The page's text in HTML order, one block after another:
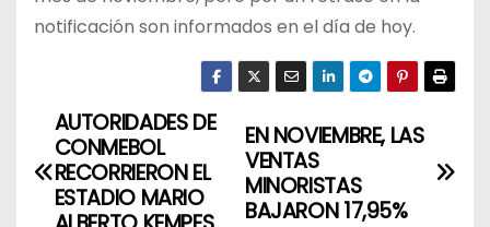
notificación son informados en el día de hoy.
N
a
EN NOVIEMBRE, LAS
VENTAS
MINORISTAS
BAJARON 17,95%
AUTORIDADES DE
CONMEBOL
RECORRIERON EL
ESTADIO MARIO